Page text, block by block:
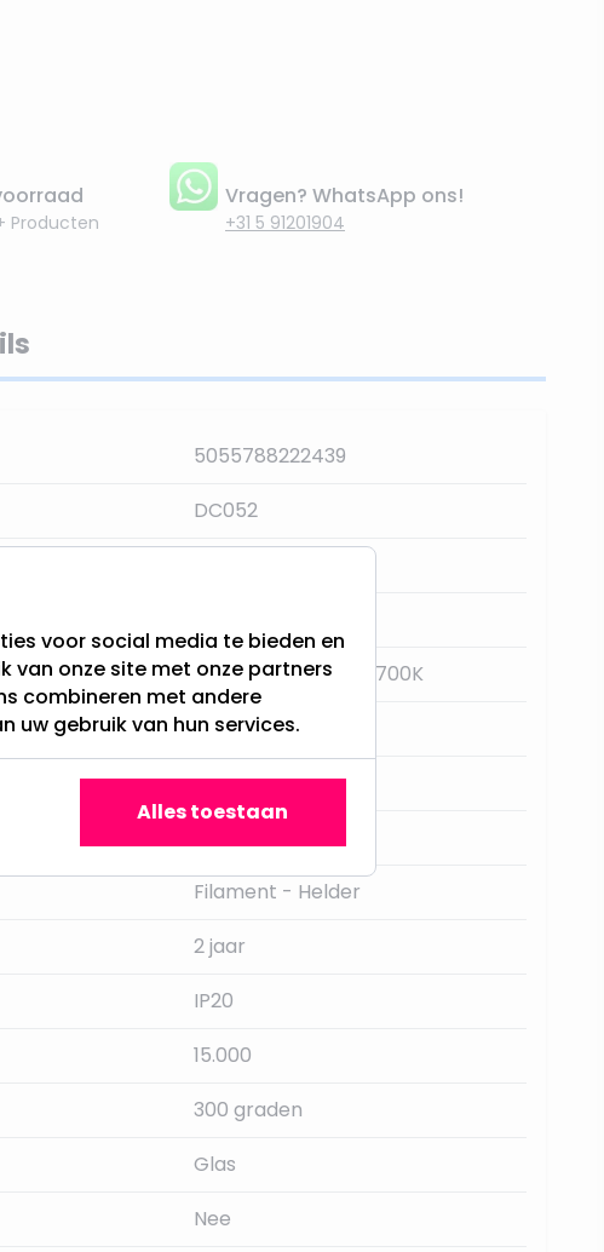
Producten
Vragen? WhatsApp ons!
+31 5 91201904
5055788222439
DC052
Extra Warm Wit - 2700K
Ja, met dimmer
Integral
Filament - Helder
2 jaar
IP20
15.000
300 graden
Glas
Nee
voor social media te bieden en
van onze site met onze partners
combineren met andere
uw gebruik van hun services.
Alles toestaan